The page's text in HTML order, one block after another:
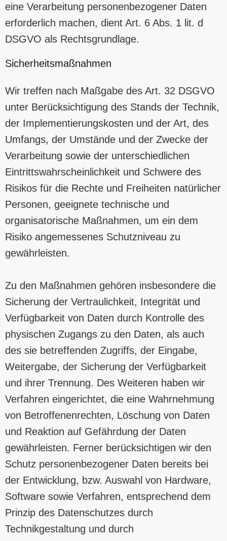
eine Verarbeitung personenbezogener Daten
erforderlich machen, dient Art. 6 Abs. 1 lit. d
DSGVO als Rechtsgrundlage.
Sicherheitsmaßnahmen
Wir treffen nach Maßgabe des Art. 32 DSGVO
unter Berücksichtigung des Stands der Technik,
der Implementierungskosten und der Art, des
Umfangs, der Umstände und der Zwecke der
Verarbeitung sowie der unterschiedlichen
Eintrittswahrscheinlichkeit und Schwere des
Risikos für die Rechte und Freiheiten natürlicher
Personen, geeignete technische und
organisatorische Maßnahmen, um ein dem
Risiko angemessenes Schutzniveau zu
gewährleisten.
Zu den Maßnahmen gehören insbesondere die
Sicherung der Vertraulichkeit, Integrität und
Verfügbarkeit von Daten durch Kontrolle des
physischen Zugangs zu den Daten, als auch
des sie betreffenden Zugriffs, der Eingabe,
Weitergabe, der Sicherung der Verfügbarkeit
und ihrer Trennung. Des Weiteren haben wir
Verfahren eingerichtet, die eine Wahrnehmung
von Betroffenenrechten, Löschung von Daten
und Reaktion auf Gefährdung der Daten
gewährleisten. Ferner berücksichtigen wir den
Schutz personenbezogener Daten bereits bei
der Entwicklung, bzw. Auswahl von Hardware,
Software sowie Verfahren, entsprechend dem
Prinzip des Datenschutzes durch
Technikgestaltung und durch